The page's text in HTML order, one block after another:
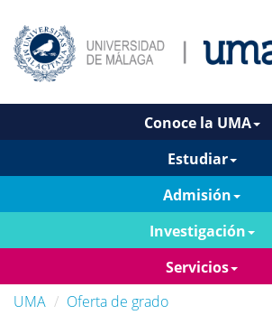
Conoce la UMA
Estudiar
Admisión
Investigación
Servicios
UMA
Oferta de grado